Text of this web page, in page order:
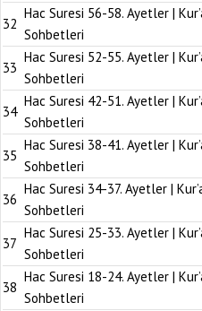
32
Hac Suresi 56-58. Ayetler |
Sohbetleri
33
Hac Suresi 52-55. Ayetler |
Sohbetleri
34
Hac Suresi 42-51. Ayetler |
Sohbetleri
35
Hac Suresi 38-41. Ayetler |
Sohbetleri
36
Hac Suresi 34-37. Ayetler |
Sohbetleri
37
Hac Suresi 25-33. Ayetler |
Sohbetleri
38
Hac Suresi 18-24. Ayetler |
Sohbetleri